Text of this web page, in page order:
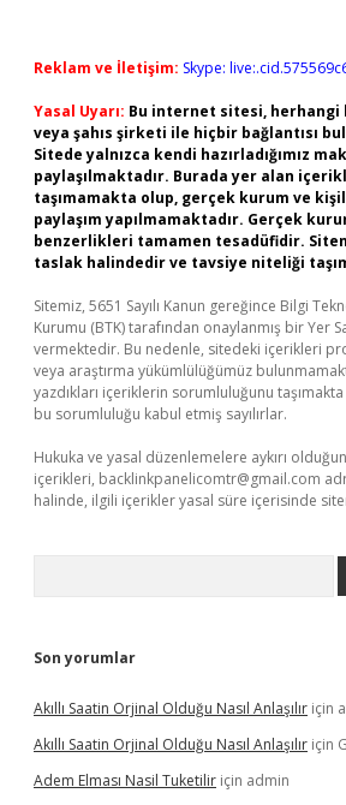
Reklam ve İletişim: Skype:
Yasal Uyarı: Bu internet sitesi, herhangi
veya şahıs şirketi ile hiçbir bağlantısı
Sitede yalnızca kendi hazırladığımız
paylaşılmaktadır. Burada yer alan
taşımamakta olup, gerçek kurum ve
paylaşım yapılmamaktadır. Gerçek
benzerlikleri tamamen tesadüfidir.
taslak halindedir ve tavsiye niteliği
Sitemiz, 5651 Sayılı Kanun gereğince Bilgi
Kurumu (BTK) tarafından onaylanmış bir Yer
vermektedir. Bu nedenle, sitedeki içerikleri
veya araştırma yükümlülüğümüz
yazdıkları içeriklerin sorumluluğunu
bu sorumluluğu kabul etmiş sayılırlar.
Hukuka ve yasal düzenlemelere aykırı
içerikleri, backlinkpanelicomtr@gmail.com
halinde, ilgili içerikler yasal süre içerisinde
Son yorumlar
Akıllı Saatin Orjinal Olduğu Nasıl Anlaşılır için
Akıllı Saatin Orjinal Olduğu Nasıl Anlaşılır için
Adem Elması Nasil Tuketilir için admin